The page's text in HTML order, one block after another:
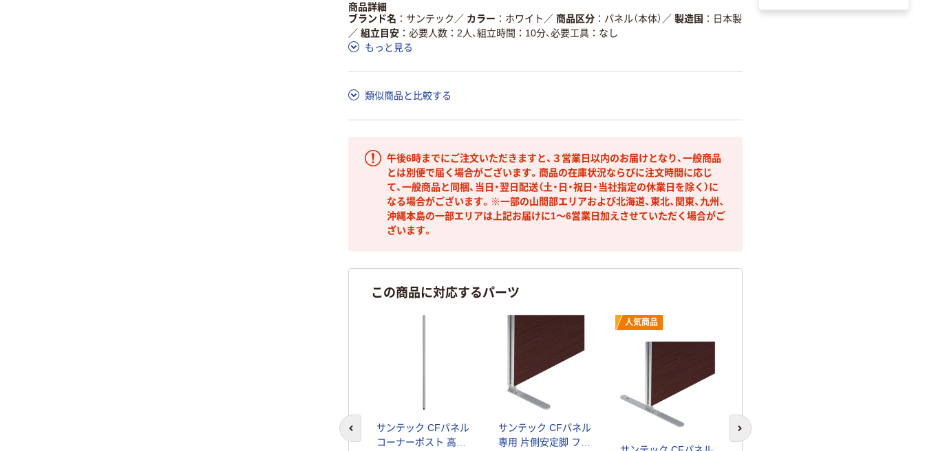
商品詳細
ブランド名
サンテック ／ カラー ホワイト ／ 商品区分 パネル（本体） ／ 製造国
日本製
／ 組立目安
必要人数：2人、組立時間：10分、必要工具：なし
もっと見る
類似商品と比較する
午後6時までにご注文いただきますと、３営業日以内のお届けとなり、一般商品
とは別便で届く場合がございます。商品の在庫状況ならびに注文時間に応じ
て、一般商品と同梱、当日・翌日配送（土・日・祝日・当社指定の休業日を除く）に
なる場合がございます。※一部の山間部エリアおよび北海道、東北、関東、九州、
沖縄本島の一部エリアは上記お届けに1～6営業日加えさせていただく場合がご
ざいます。
この商品に対応するパーツ
サンテック CFパネル
コーナーポスト 高さ
サンテック CFパネル
専用 片側安定脚 フラ
人気商品
サンテック CFパネル
専用 片側安定脚 アル
前のスライドへ 次のスライドへ